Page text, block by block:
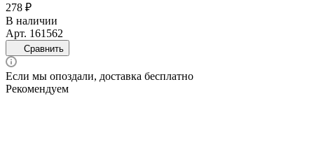
278 ₽
В наличии
Арт. 161562
Сравнить
Если мы опоздали, доставка бесплатно
Рекомендуем